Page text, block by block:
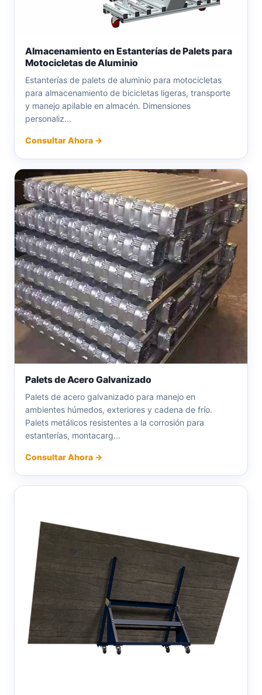
Almacenamiento en Estanterías de Palets para
Motocicletas de Aluminio
Estanterías de palets de aluminio para motocicletas
para almacenamiento de bicicletas ligeras, transporte
y manejo apilable en almacén. Dimensiones
personaliz...
Consultar Ahora →
Palets de Acero Galvanizado
Palets de acero galvanizado para manejo en
ambientes húmedos, exteriores y cadena de frío.
Palets metálicos resistentes a la corrosión para
estanterías, montacarg...
Consultar Ahora →